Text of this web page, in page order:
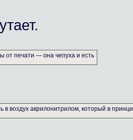
от печати — она чепуха и есть
в воздух акрилонитрилом, который в